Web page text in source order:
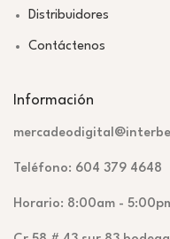
Distribuidores
Contáctenos
Información
Teléfono: 604 379 4648
Horario: 8:00am -